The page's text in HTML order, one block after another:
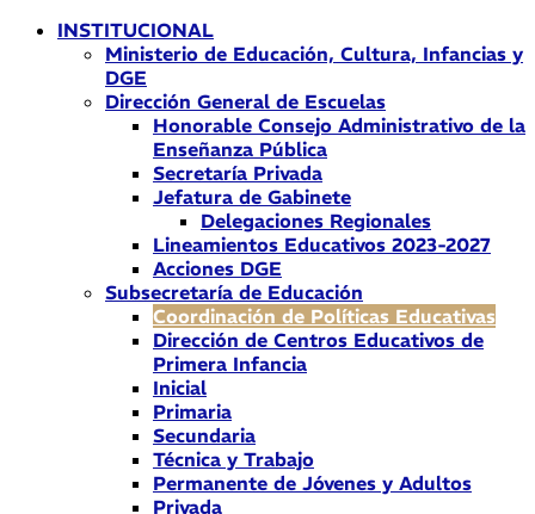
INSTITUCIONAL
Ministerio de Educación, Cultura, Infancias y
DGE
Dirección General de Escuelas
Honorable Consejo Administrativo de la
Enseñanza Pública
Secretaría Privada
Jefatura de Gabinete
Delegaciones Regionales
Lineamientos Educativos 2023-2027
Acciones DGE
Subsecretaría de Educación
Coordinación de Políticas Educativas
Dirección de Centros Educativos de
Primera Infancia
Inicial
Primaria
Secundaria
Técnica y Trabajo
Permanente de Jóvenes y Adultos
Privada